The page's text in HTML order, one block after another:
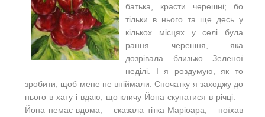
батька, красти черешні; бо
тільки в нього та ще десь у
кількох місцях у селі була
рання черешня, яка
дозрівала близько Зеленої
неділі. І я роздумую, як то
зробити, щоб мене не впіймали. Спочатку я заходжу до
нього в хату i вдаю, що кличу Йона скупатися в річці. –
Йона немає вдома, – сказала тітка Маріоара, – поїхав